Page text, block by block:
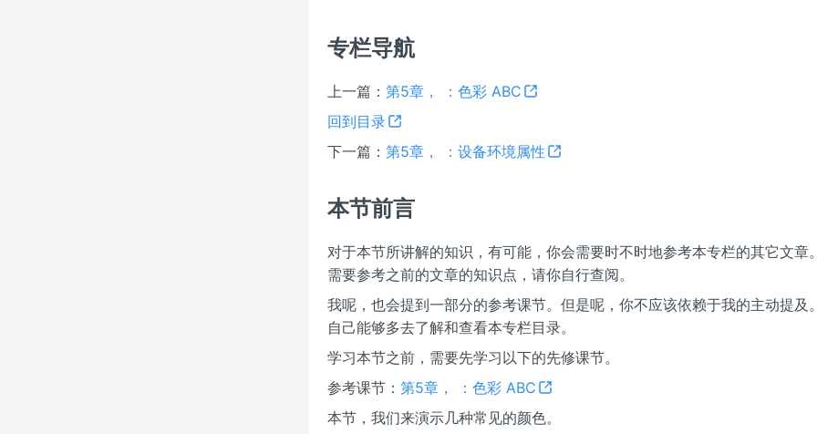
专栏导航
上一篇：第5章，
：色彩 ABC
回到目录
下一篇：第5章， ：设备环境属性
本节前言
对于本节所讲解的知识，有可能，你会需要时不时地参考本专栏的其它文章
需要参考之前的文章的知识点，请你自行查阅。
我呢，也会提到一部分的参考课节。但是呢，你不应该依赖于我的主动提及
自己能够多去了解和查看本专栏目录。
学习本节之前，需要先学习以下的先修课节。
参考课节：第5章，
：色彩 ABC
本节，我们来演示几种常见的颜色。